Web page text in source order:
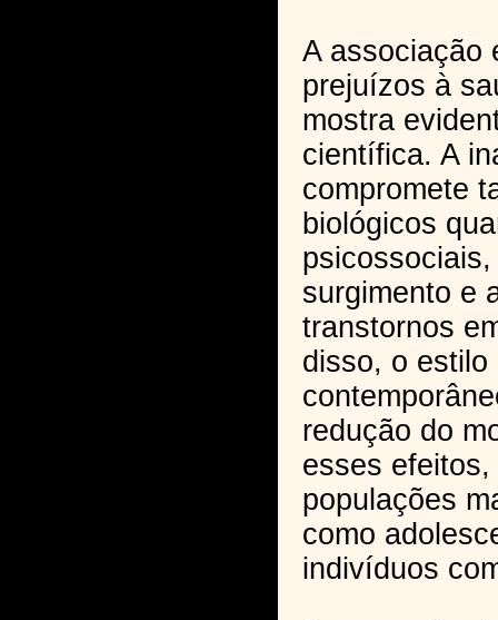
A associação
prejuízos à
mostra
científica. A
compromete
biológicos
surgimento e
transtornos
disso, o estilo
redução do
esses
populações
como
indivíduos